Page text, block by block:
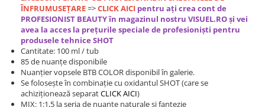
ÎNFRUMUSEȚARE=>CLICK AICI pentru ați crea cont de
PROFESIONIST BEAUTY în magazinul nostru VISUEL.RO și vei
avea la acces la prețurile speciale de profesioniști pentru
produsele tehnice SHOT
Cantitate: 100 ml / tub
85 de nuanțe disponibile
Nuanțier vopsele BTB COLOR disponibil în galerie.
Se folosește în combinație cu oxidantul SHOT (care se
achiziționează separatCLICK AICI)
MIX: 1:1,5 la seria de nuanțe naturale și fantezie